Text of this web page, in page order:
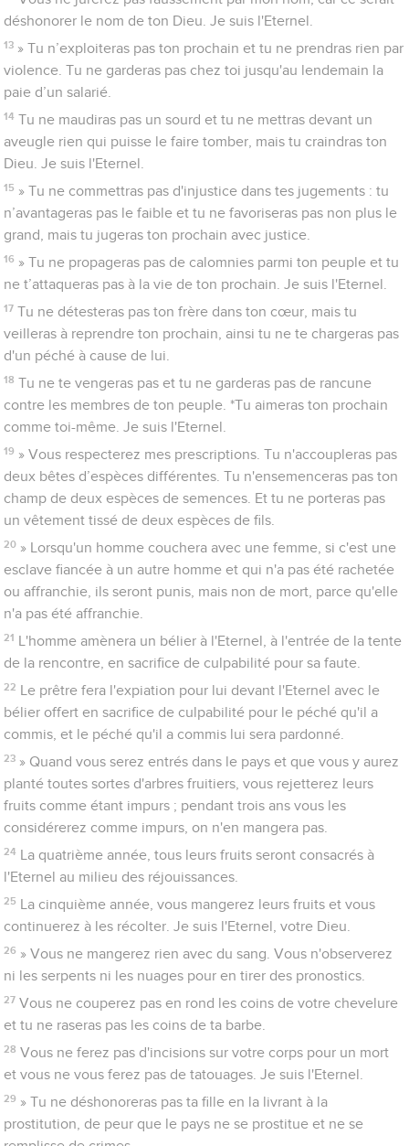
déshonorer le nom de ton Dieu. Je suis l'Eternel.
13 » Tu n’exploiteras pas ton prochain et tu ne prendras rien par
violence. Tu ne garderas pas chez toi jusqu'au lendemain la
paie d’un salarié.
14 Tu ne maudiras pas un sourd et tu ne mettras devant un
aveugle rien qui puisse le faire tomber, mais tu craindras ton
Dieu. Je suis l'Eternel.
15 » Tu ne commettras pas d'injustice dans tes jugements : tu
n’avantageras pas le faible et tu ne favoriseras pas non plus le
grand, mais tu jugeras ton prochain avec justice.
16 » Tu ne propageras pas de calomnies parmi ton peuple et tu
ne t’attaqueras pas à la vie de ton prochain. Je suis l'Eternel.
17 Tu ne détesteras pas ton frère dans ton cœur, mais tu
veilleras à reprendre ton prochain, ainsi tu ne te chargeras pas
d'un péché à cause de lui.
18 Tu ne te vengeras pas et tu ne garderas pas de rancune
contre les membres de ton peuple. *Tu aimeras ton prochain
comme toi-même. Je suis l'Eternel.
19 » Vous respecterez mes prescriptions. Tu n'accoupleras pas
deux bêtes d’espèces différentes. Tu n'ensemenceras pas ton
champ de deux espèces de semences. Et tu ne porteras pas
un vêtement tissé de deux espèces de fils.
20 » Lorsqu'un homme couchera avec une femme, si c'est une
esclave fiancée à un autre homme et qui n'a pas été rachetée
ou affranchie, ils seront punis, mais non de mort, parce qu'elle
n'a pas été affranchie.
21
L'homme amènera un bélier à l'Eternel, à l'entrée de la tente
de la rencontre, en sacrifice de culpabilité pour sa faute.
22
Le prêtre fera l'expiation pour lui devant l'Eternel avec le
bélier offert en sacrifice de culpabilité pour le péché qu'il a
commis, et le péché qu'il a commis lui sera pardonné.
23 » Quand vous serez entrés dans le pays et que vous y aurez
planté toutes sortes d'arbres fruitiers, vous rejetterez leurs
fruits comme étant impurs ; pendant trois ans vous les
considérerez comme impurs, on n'en mangera pas.
24
La quatrième année, tous leurs fruits seront consacrés à
l'Eternel au milieu des réjouissances.
25
La cinquième année, vous mangerez leurs fruits et vous
continuerez à les récolter. Je suis l'Eternel, votre Dieu.
26 » Vous ne mangerez rien avec du sang. Vous n'observerez
ni les serpents ni les nuages pour en tirer des pronostics.
27 Vous ne couperez pas en rond les coins de votre chevelure
et tu ne raseras pas les coins de ta barbe.
28 Vous ne ferez pas d'incisions sur votre corps pour un mort
et vous ne vous ferez pas de tatouages. Je suis l'Eternel.
29 » Tu ne déshonoreras pas ta fille en la livrant à la
prostitution, de peur que le pays ne se prostitue et ne se